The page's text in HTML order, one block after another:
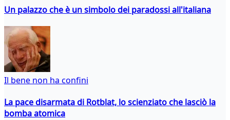
Un palazzo che è un simbolo dei paradossi all'italiana
Il bene non ha confini
La pace disarmata di Rotblat, lo scienziato che lasciò la
bomba atomica